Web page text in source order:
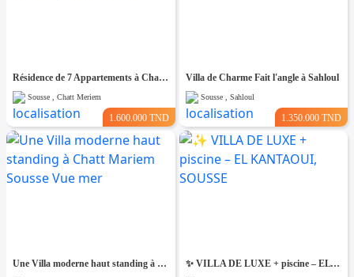
Résidence de 7 Appartements à Chatt Mariem prés de la Mer
Sousse , Chatt Meriem
1.600.000 TND
Villa de Charme Fait l'angle à Sahloul
Sousse , Sahloul
1.350.000 TND
Une Villa moderne haut standing à Chatt Mariem Sousse Vue mer ​✨ VILLA DE LUXE + piscine – EL KANTAOUI, SOUSSE